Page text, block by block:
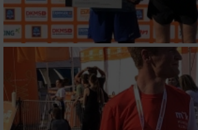
Geräte anhand von aktiv angeforderten
Informationen identifizieren
Nicht-IAB-Verarbeitungszwecke:
Notwendig